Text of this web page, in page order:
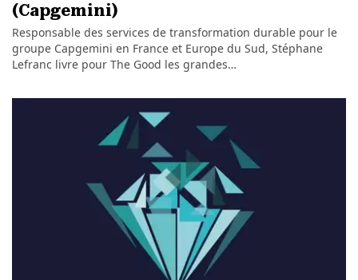
(Capgemini)
Responsable des services de transformation durable pour le
groupe Capgemini en France et Europe du Sud, Stéphane
Lefranc livre pour The Good les grandes…